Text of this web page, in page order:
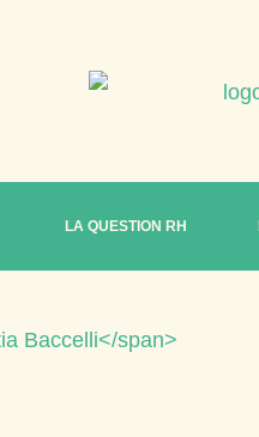
LA QUESTION RH